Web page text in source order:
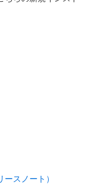
スノート）